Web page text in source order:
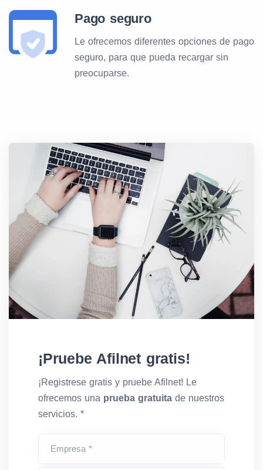
Belgorodskaya Cellular
Communications (Tele2)
Personnal Communicational
Regional Systems (Tele2)
Baykalwestcom
Sakhalin Telecom Mobile
(Beeline)
250 99
Cellular Communications of
Adegeya (Tele2)
250
Wireless Information
Technologies (Rostelecom)
22
SMARTS 250
Murmansk Mobile Network
250 20
MTS - Sibintertelecom
Pago seguro
Le ofrecemos diferentes opciones de pago
seguro, para que pueda recargar sin
preocuparse.
¡Pruebe Afilnet gratis!
¡Registrese gratis y pruebe Afilnet! Le
ofrecemos una prueba gratuita de nuestros
servicios. *
Empresa *